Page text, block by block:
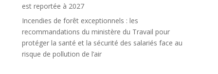
est reportée à 2027
Incendies de forêt exceptionnels : les
recommandations du ministère du Travail pour
protéger la santé et la sécurité des salariés face au
risque de pollution de l’air